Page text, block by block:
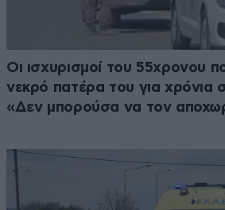
Οι ισχυρισμοί του 55χρονου
νεκρό πατέρα του για χρόνια
«Δεν μπορούσα να τον